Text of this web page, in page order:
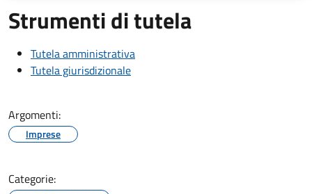
Strumenti di tutela
Tutela amministrativa
Tutela giurisdizionale
Argomenti:
Imprese
Categorie: